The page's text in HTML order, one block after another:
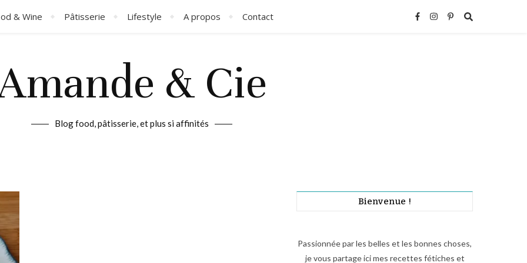
& Wine Pâtisserie Lifestyle A propos Contact
& Cie
Blog food, pâtisserie, et plus si affinités
Bienvenue !
Passionnée par les belles et les bonnes choses,
je vous partage ici mes recettes fétiches et